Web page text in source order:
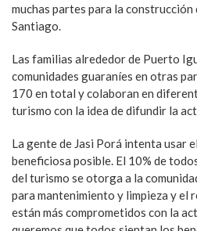
muchas partes para la construcción
Santiago.
Las familias alrededor de Puerto
comunidades guaraníes en otras
170 en total y colaboran en
turismo con la idea de difundir la
La gente de Jasi Porá intenta usar
beneficiosa posible. El 10% de
del turismo se otorga a la
para mantenimiento y limpieza y el
están más comprometidos con la